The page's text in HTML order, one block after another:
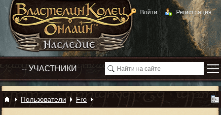
Войти Регистрация
Пользователи Fro